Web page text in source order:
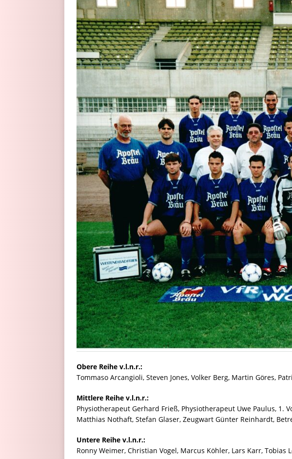
Obere Reihe v.l.n.r.:
Tommaso Arcangioli, Steven Jones, Volker Berg, Martin Göres,
Mittlere Reihe v.l.n.r.:
Physiotherapeut Gerhard Frieß, Physiotherapeut Uwe Paulus, 1.
Matthias Nothaft, Stefan Glaser, Zeugwart Günter Reinhardt,
Untere Reihe v.l.n.r.:
Ronny Weimer, Christian Vogel, Marcus Köhler, Lars Karr,